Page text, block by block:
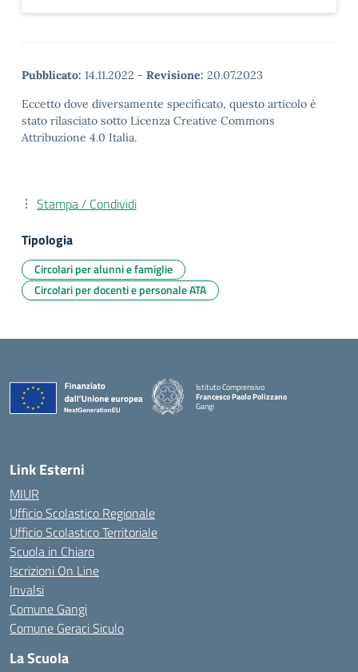
Pubblicato: 14.11.2022 - Revisione: 20.07.2023
Eccetto dove diversamente specificato, questo articolo è
stato rilasciato sotto Licenza Creative Commons
Attribuzione 4.0 Italia.
Stampa / Condividi
Tipologia
Circolari per alunni e famiglie
Circolari per docenti e personale ATA
Istituto Comprensivo
Francesco Paolo Polizzano
Gangi
— Visita la pagina iniziale della scuola
Link Esterni
MIUR
Ufficio Scolastico Regionale
Ufficio Scolastico Territoriale
Scuola in Chiaro
Iscrizioni On Line
Invalsi
Comune Gangi
Comune Geraci Siculo
La Scuola